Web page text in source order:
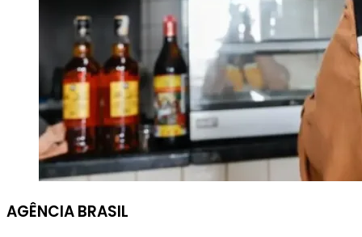
AGÊNCIA BRASIL